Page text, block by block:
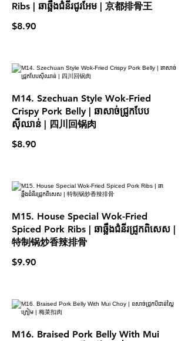
Ribs | ឆាឆ្អឹងជំនីរជូរអែម | 京都排骨王
$8.90
M14. Szechuan Style Wok-Fried
Crispy Pork Belly | ឆាសាច់ជ្រូកបែប
ស៊ីឈាន់ | 四川回锅肉
$8.90
M15. House Special Wok-Fried
Spiced Pork Ribs | ឆាឆ្អឹងជំនីរជ្រូកពិសេស |
特制锅炒香辣排骨
$9.90
M16. Braised Pork Belly With Mui